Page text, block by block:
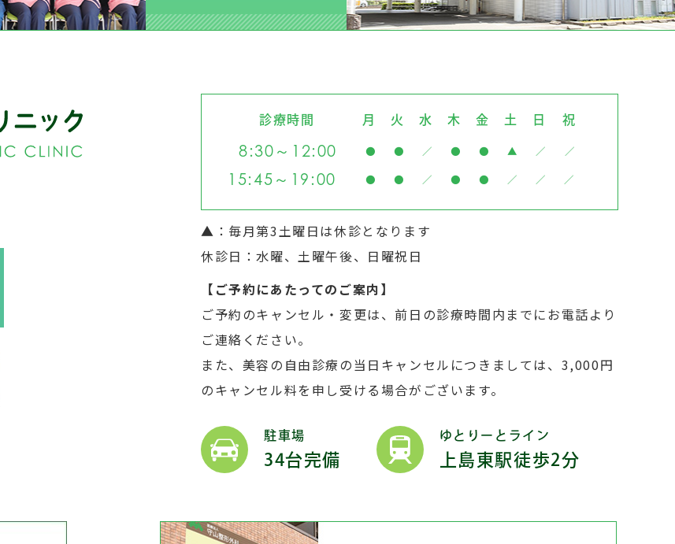
診療時間 月 火 水 木 金 土 日 祝
8:30～12:00 ● ● ／ ● ● ▲ ／ ／
15:45～19:00 ● ● ／ ● ● ／ ／ ／
▲ ：毎月第3土曜日は休診となります
休診日：水曜、土曜午後、日曜祝日
【ご予約にあたってのご案内】
ご予約のキャンセル・変更は、前日の診療時間内までにお電話より
ご連絡ください。
また、美容の自由診療の当日キャンセルにつきましては、3,000円
のキャンセル料を申し受ける場合がございます。
駐車場
34台完備
ゆとりーとライン
上島東駅徒歩2分